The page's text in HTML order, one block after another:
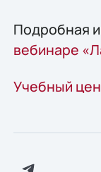
Подробная
вебинаре
Учебный